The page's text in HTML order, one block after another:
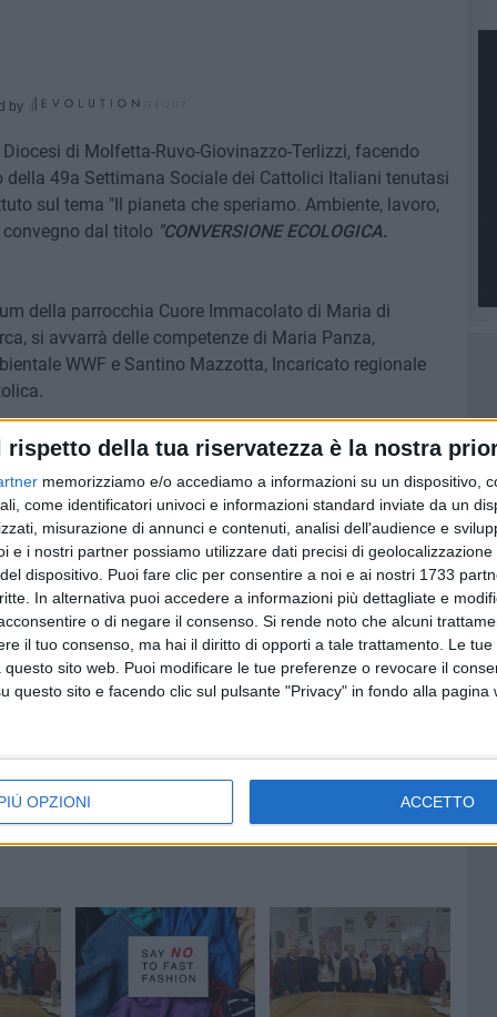
rispetto della tua riservatezza è la nostra
memorizziamo e/o accediamo a informazioni su un dispositivo,
come identificatori univoci e informazioni standard inviate da un
misurazione di annunci e contenuti, analisi dell'audience e
e i nostri partner possiamo utilizzare dati precisi di
dispositivo. Puoi fare clic per consentire a noi e ai nostri 1733
In alternativa puoi accedere a informazioni più dettagliate e
o di negare il consenso. Si rende noto che alcuni
il tuo consenso, ma hai il diritto di opporti a tale trattamento. Le
sito web. Puoi modificare le tue preferenze o revocare il
questo sito e facendo clic sul pulsante "Privacy" in fondo alla pagina
OPZIONI ACCETTO
by
di Molfetta-Ruvo-Giovinazzo-Terlizzi, facendo
della 49a Settimana Sociale dei Cattolici Italiani tenutasi
sul tema "Il pianeta che speriamo. Ambiente, lavoro,
dal titolo "CONVERSIONE ECOLOGICA.
della parrocchia Cuore Immacolato di Maria di
si avvarrà delle competenze di Maria Panza,
WWF e Santino Mazzotta, Incaricato regionale
del bene comune, attraverso questo incontro
percorso di riflessione e condivisione sullo sviluppo
convegno sull'Economia solidale.
di
9 AGOSTO 2026
Festa Maggiore, il programma di
domenica 9 agosto